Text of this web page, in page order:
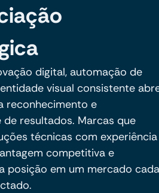
digital, automação de
visual consistente
reconhecimento e
de resultados. Marcas que
técnicas com experiência
competitiva e
posição em um mercado cada